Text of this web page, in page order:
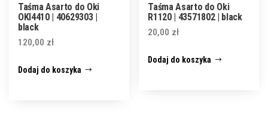
Taśma Asarto do Oki
OKI4410 | 40629303 |
black
120,00 zł
Dodaj do koszyka
Taśma Asarto do Oki
R1120 | 43571802 | black
20,00 zł
Dodaj do koszyka